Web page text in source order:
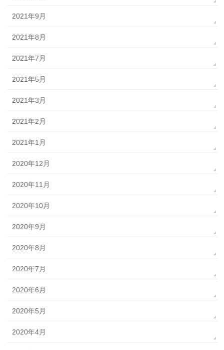
2021年9月
2021年8月
2021年7月
2021年5月
2021年3月
2021年2月
2021年1月
2020年12月
2020年11月
2020年10月
2020年9月
2020年8月
2020年7月
2020年6月
2020年5月
2020年4月